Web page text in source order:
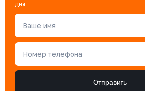
дня
Ваше имя
Номер телефона
Отправить